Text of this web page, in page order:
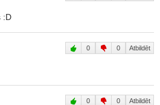
:D
0 0 Atbildēt
0 0 Atbildēt